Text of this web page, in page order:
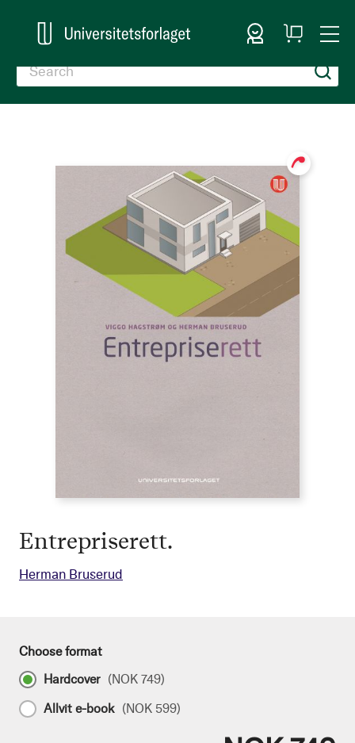
Sign In
My
Cart
Entrepriserett.
Herman Bruserud
Choose format
Hardcover (NOK 749)
Allvit e-book (NOK 599)